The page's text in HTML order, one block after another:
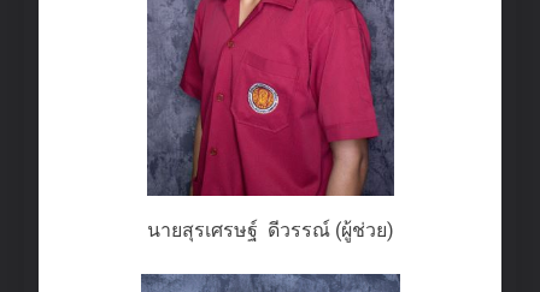
นายสุรเศรษฐ์ ดีวรรณ์ (ผู้ช่วย)